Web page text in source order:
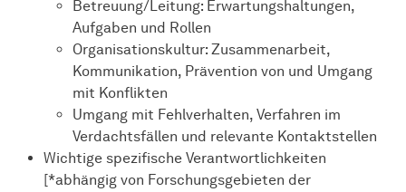
Betreuung/Leitung: Erwartungshaltungen,
Aufgaben und Rollen
Organisationskultur: Zusammenarbeit,
Kommunikation, Prävention von und Umgang
mit Konflikten
Umgang mit Fehlverhalten, Verfahren im
Verdachtsfällen und relevante Kontaktstellen
Wichtige spezifische Verantwortlichkeiten
[*abhängig von Forschungsgebieten der